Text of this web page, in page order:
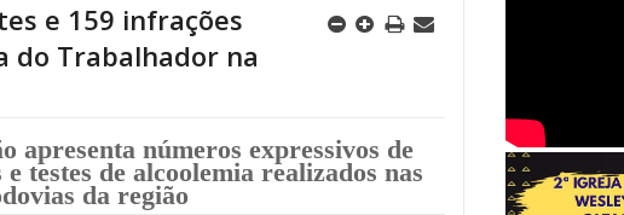
e 159 infrações
do Trabalhador na
apresenta números expressivos de
testes de alcoolemia realizados nas
da região